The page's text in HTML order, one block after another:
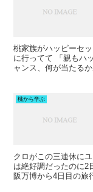
桃家族がハッピーセ
に行ってて 「親もハ
ャンス、何が当たる
桃から学ぶ
クロがこの三連休に
は絶好調だったのに2
阪万博から4日目の旅